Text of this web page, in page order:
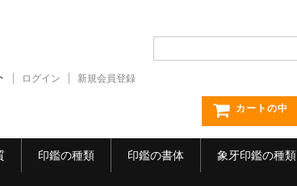
ログイン 新規会員登録
カートの中
印鑑の種類 印鑑の書体 象牙印鑑の種類